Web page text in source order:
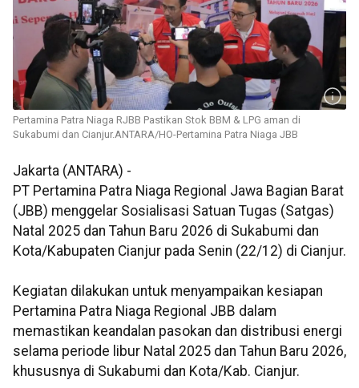
Pertamina Patra Niaga RJBB Pastikan Stok BBM & LPG aman di
Sukabumi dan Cianjur.ANTARA/HO-Pertamina Patra Niaga JBB
Jakarta (ANTARA) -
PT Pertamina Patra Niaga Regional Jawa Bagian Barat
(JBB) menggelar Sosialisasi Satuan Tugas (Satgas)
Natal 2025 dan Tahun Baru 2026 di Sukabumi dan
Kota/Kabupaten Cianjur pada Senin (22/12) di Cianjur.
Kegiatan dilakukan untuk menyampaikan kesiapan
Pertamina Patra Niaga Regional JBB dalam
memastikan keandalan pasokan dan distribusi energi
selama periode libur Natal 2025 dan Tahun Baru 2026,
khususnya di Sukabumi dan Kota/Kab. Cianjur.